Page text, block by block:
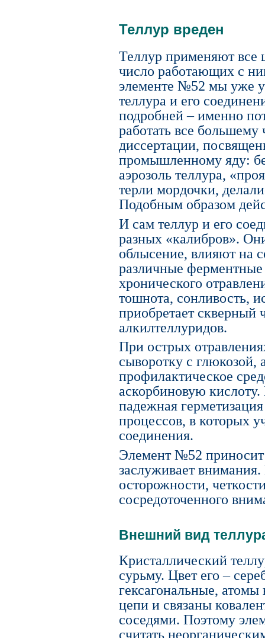
Теллур вреден
Теллур применяют все
число работающих с
элементе №52 мы уже
теллура и его
подробней – именно
работать все
диссертации,
промышленному яду:
аэрозоль теллура,
терли мордочки,
Подобным образом
И сам теллур и его
разных «калибров».
облысение, влияют на
различные
хронического
тошнота, сонливость,
приобретает скверный
алкилтеллуридов.
При острых
сыворотку с
профилактическое
аскорбиновую
падежная
процессов, в которых
соединения.
Элемент №52
заслуживает
осторожности,
сосредоточенного
Внешний вид
Кристаллический
сурьму. Цвет его –
гексагональные,
цепи и связаны
соседями. Поэтому
считать